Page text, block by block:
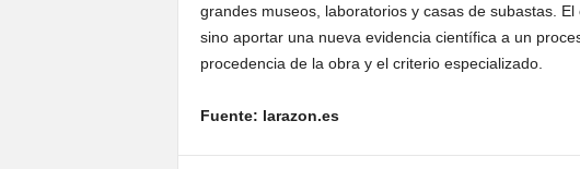
grandes museos, laboratorios y casas de subastas.
sino aportar una nueva evidencia científica a un
procedencia de la obra y el criterio especializado.
Fuente: larazon.es